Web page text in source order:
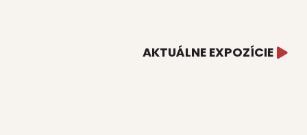
AKTUÁLNE EXPOZÍCIE